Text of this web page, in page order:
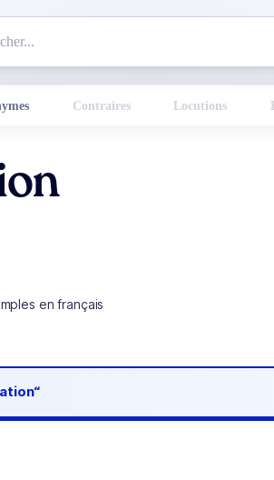
Contraires Locutions
en français